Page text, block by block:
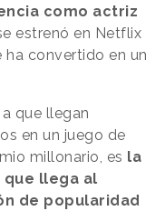
como actriz
estrenó en Netflix
ha convertido en un
que llegan
en un juego de
millonario, es la
llega al
de popularidad